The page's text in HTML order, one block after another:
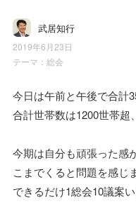
武居知行
2019年6月23日
テーマ： 総会
今日は午前と午後で合計
合計世帯数は1200世帯超、
今期は自分も頑張った感
こまでくると問題を感じ
できるだけ1総会10議案